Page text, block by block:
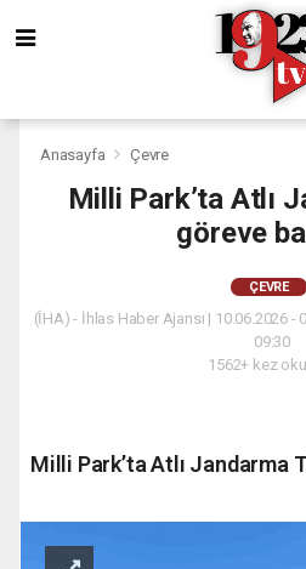
Anasayfa Çevre
Milli Park’ta Atlı
göreve
ÇEVRE
(İHA) - İhlas Haber Ajansı | 10.06.2026 -
09:30
1562+ kez
Milli Park’ta Atlı Jandarma